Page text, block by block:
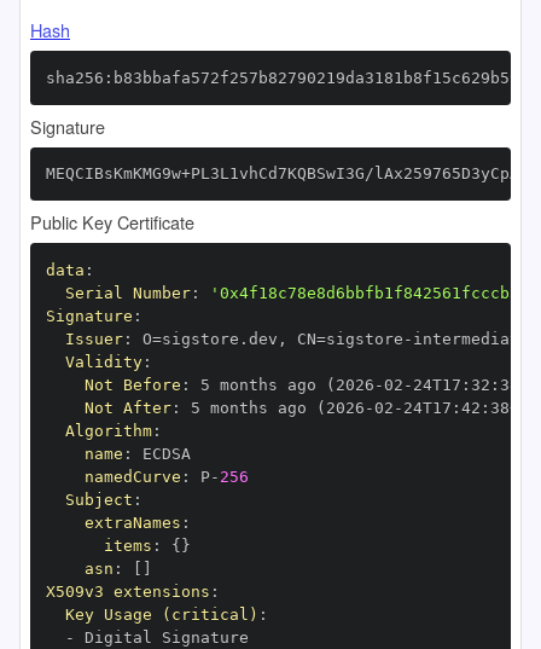
Hash
Signature
MEQCIBsKmKMG9w+PL3L1vhCd7KQBSwI3G/
Public Key Certificate
data :
Serial Number:
Signature :
Issuer: O=sigstore.dev , CN=sigstore -
Validity:
Not Before : 5 months ago (2026 -02 - 24T17 : 32 :
Not After: 5 months ago (2026 -02 - 24T17 : 42 : 38+00
Algorithm:
name :
namedCurve : P- 256
Subject :
extraNames :
items : { }
asn :
X509v3 extensions :
Key Usage (critical) :
-